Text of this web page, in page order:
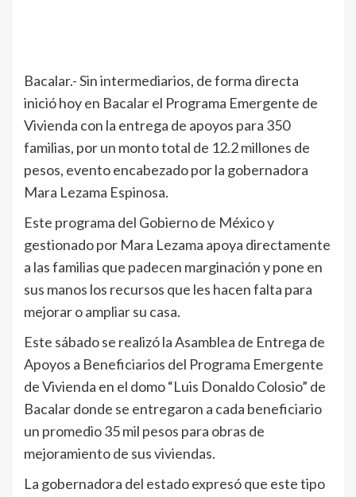
Bacalar.- Sin intermediarios, de forma directa
inició hoy en Bacalar el Programa Emergente de
Vivienda con la entrega de apoyos para 350
familias, por un monto total de 12.2 millones de
pesos, evento encabezado por la gobernadora
Mara Lezama Espinosa.
Este programa del Gobierno de México y
gestionado por Mara Lezama apoya directamente
a las familias que padecen marginación y pone en
sus manos los recursos que les hacen falta para
mejorar o ampliar su casa.
Este sábado se realizó la Asamblea de Entrega de
Apoyos a Beneficiarios del Programa Emergente
de Vivienda en el domo “Luis Donaldo Colosio” de
Bacalar donde se entregaron a cada beneficiario
un promedio 35 mil pesos para obras de
mejoramiento de sus viviendas.
La gobernadora del estado expresó que este tipo